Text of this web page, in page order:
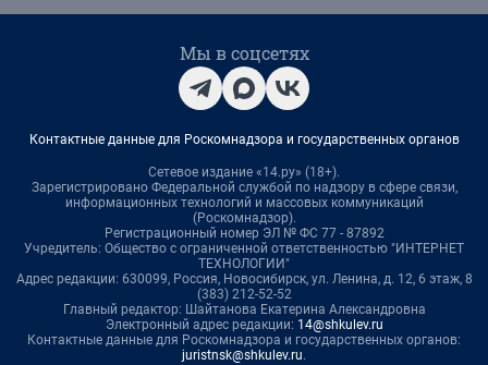
Мы в соцсетях
Контактные данные для Роскомнадзора и государственных органов
Сетевое издание «14.ру» (18+).
Зарегистрировано Федеральной службой по надзору в сфере связи,
информационных технологий и массовых коммуникаций
(Роскомнадзор).
Регистрационный номер ЭЛ № ФС 77 - 87892
Учредитель: Общество с ограниченной ответственностью "ИНТЕРНЕТ
ТЕХНОЛОГИИ"
Адрес редакции: 630099, Россия, Новосибирск, ул. Ленина, д. 12, 6 этаж, 8
(383) 212-52-52
Главный редактор: Шайтанова Екатерина Александровна
Электронный адрес редакции: 14@shkulev.ru
Контактные данные для Роскомнадзора и государственных органов:
juristnsk@shkulev.ru.